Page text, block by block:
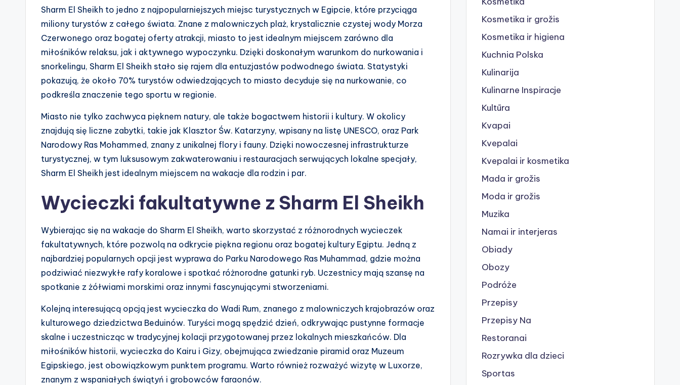
Sharm El Sheikh to jedno z najpopularniejszych miejsc turystycznych w Egipcie, które przyciąga
miliony turystów z całego świata. Znane z malowniczych plaż, krystalicznie czystej wody Morza
Czerwonego oraz bogatej oferty atrakcji, miasto to jest idealnym miejscem zarówno dla
miłośników relaksu, jak i aktywnego wypoczynku. Dzięki doskonałym warunkom do nurkowania i
snorkelingu, Sharm El Sheikh stało się rajem dla entuzjastów podwodnego świata. Statystyki
pokazują, że około 70% turystów odwiedzających to miasto decyduje się na nurkowanie, co
podkreśla znaczenie tego sportu w regionie.
Miasto nie tylko zachwyca pięknem natury, ale także bogactwem historii i kultury. W okolicy
znajdują się liczne zabytki, takie jak Klasztor Św. Katarzyny, wpisany na listę UNESCO, oraz Park
Narodowy Ras Mohammed, znany z unikalnej flory i fauny. Dzięki nowoczesnej infrastrukturze
turystycznej, w tym luksusowym zakwaterowaniu i restauracjach serwujących lokalne specjały,
Sharm El Sheikh jest idealnym miejscem na wakacje dla rodzin i par.
Wycieczki fakultatywne z Sharm El Sheikh
Wybierając się na wakacje do Sharm El Sheikh, warto skorzystać z różnorodnych wycieczek
fakultatywnych, które pozwolą na odkrycie piękna regionu oraz bogatej kultury Egiptu. Jedną z
najbardziej popularnych opcji jest wyprawa do Parku Narodowego Ras Muhammad, gdzie można
podziwiać niezwykłe rafy koralowe i spotkać różnorodne gatunki ryb. Uczestnicy mają szansę na
spotkanie z żółwiami morskimi oraz innymi fascynującymi stworzeniami.
Kolejną interesującą opcją jest wycieczka do Wadi Rum, znanego z malowniczych krajobrazów oraz
kulturowego dziedzictwa Beduinów. Turyści mogą spędzić dzień, odkrywając pustynne formacje
skalne i uczestnicząc w tradycyjnej kolacji przygotowanej przez lokalnych mieszkańców. Dla
miłośników historii, wycieczka do Kairu i Gizy, obejmująca zwiedzanie piramid oraz Muzeum
Egipskiego, jest obowiązkowym punktem programu. Warto również rozważyć wizytę w Luxorze,
znanym z wspaniałych świątyń i grobowców faraonów.
Kosmetika ir grožis
Kosmetika ir higiena
Kuchnia Polska
Kulinarija
Kulinarne Inspiracje
Kultūra
Kvapai
Kvepalai
Kvepalai ir kosmetika
Mada ir grožis
Moda ir grožis
Muzika
Namai ir interjeras
Obiady
Obozy
Podróże
Przepisy
Przepisy Na
Restoranai
Rozrywka dla dzieci
Sportas